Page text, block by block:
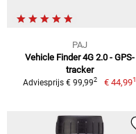
PAJ
Vehicle Finder 4G 2.0 - GPS-
tracker
Adviesprijs € 99,992 € 44,991